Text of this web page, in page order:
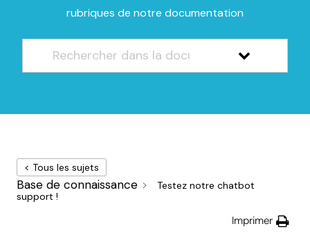
rubriques de notre documentation
< Tous les sujets
Base de connaissance
Testez notre chatbot
support !
Imprimer